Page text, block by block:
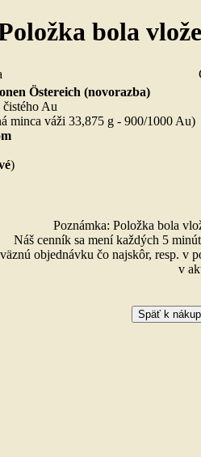
bola
Östereich (novorazba)
Au
minca váži 33,875 g - 900/1000 Au)
)
Poznámka: Položka bola
Náš cenník sa mení každých 5
objednávku čo najskôr, resp. v
v